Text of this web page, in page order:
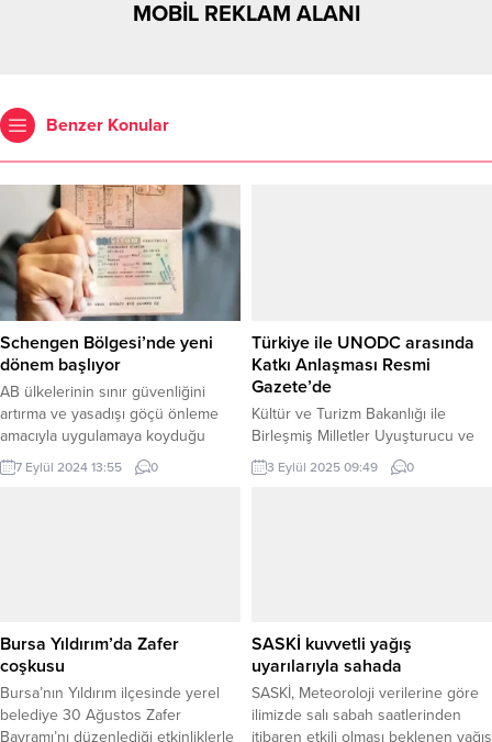
MOBİL REKLAM ALANI
Benzer Konular
Schengen Bölgesi’nde yeni
dönem başlıyor
AB ülkelerinin sınır güvenliğini
artırma ve yasadışı göçü önleme
amacıyla uygulamaya koyduğu
Elektronik Giriş/Çıkış Sistemi (EES),
10 Kasım 2024 itibarıyla yürürlüğe
itibarıyla yürürlüğe girecek. Yeni...
7 Eylül 2024 13:55 0
Türkiye ile UNODC arasında
Katkı Anlaşması Resmi
Gazete’de
Kültür ve Turizm Bakanlığı ile
Birleşmiş Milletler Uyuşturucu ve
Suç Ofisi (UNODC) arasında 13
Şubat 2025’te imzalanan Katkı
Kültür ve Turizm Bakanlığı Kültür
Varlıkları ve Müzeler Genel...
3 Eylül 2025 09:49 0
Bursa Yıldırım’da Zafer
coşkusu
Bursa’nın Yıldırım ilçesinde yerel
belediye 30 Ağustos Zafer
Bayramı’nı düzenlediği etkinliklerle
SASKİ kuvvetli yağış
uyarılarıyla sahada
SASKİ, Meteoroloji verilerine göre
ilimizde salı sabah saatlerinden
itibaren etkili olması beklenen yağış